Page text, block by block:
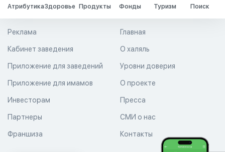
АтрибутикаЗдоровье Продукты Фонды Туризм Поиск
Главная
О халяль
Уровни доверия
Реклама
Кабинет заведения
Приложение для заведений
Приложение для имамов О проекте
Пресса
СМИ о нас
Контакты
Инвесторам
Партнеры
Франшиза